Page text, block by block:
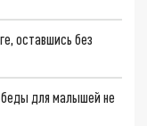
оставшись без
беды для малышей не